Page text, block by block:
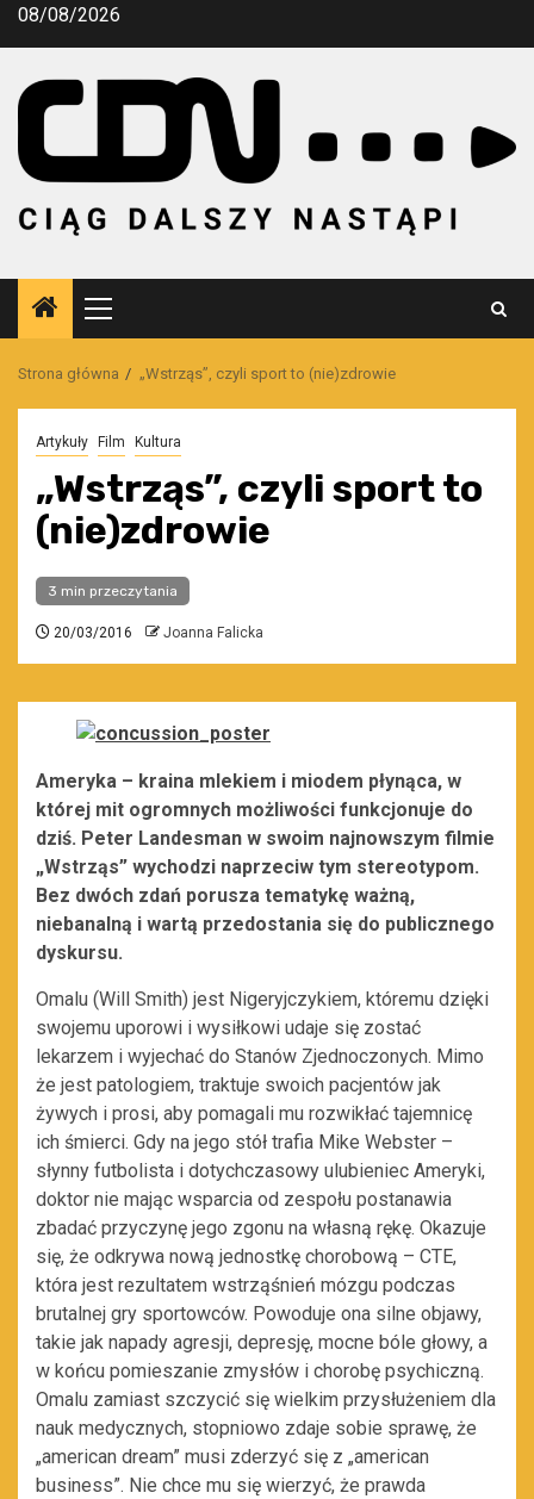
Przejdź
08/08/2026
Menu
główne
Strona główna „Wstrząs”, czyli sport to (nie)zdrowie
Artykuły Film Kultura
„Wstrząs”, czyli sport to
(nie)zdrowie
3 min przeczytania
20/03/2016 Joanna Falicka
Ameryka – kraina mlekiem i miodem płynąca, w
której mit ogromnych możliwości funkcjonuje do
dziś. Peter Landesman w swoim najnowszym filmie
„Wstrząs” wychodzi naprzeciw tym stereotypom.
Bez dwóch zdań porusza tematykę ważną,
niebanalną i wartą przedostania się do publicznego
dyskursu.
Omalu (Will Smith) jest Nigeryjczykiem, któremu dzięki
swojemu uporowi i wysiłkowi udaje się zostać
lekarzem i wyjechać do Stanów Zjednoczonych. Mimo
że jest patologiem, traktuje swoich pacjentów jak
żywych i prosi, aby pomagali mu rozwikłać tajemnicę
ich śmierci. Gdy na jego stół trafia Mike Webster –
słynny futbolista i dotychczasowy ulubieniec Ameryki,
doktor nie mając wsparcia od zespołu postanawia
zbadać przyczynę jego zgonu na własną rękę. Okazuje
się, że odkrywa nową jednostkę chorobową – CTE,
która jest rezultatem wstrząśnień mózgu podczas
brutalnej gry sportowców. Powoduje ona silne objawy,
takie jak napady agresji, depresję, mocne bóle głowy, a
w końcu pomieszanie zmysłów i chorobę psychiczną.
Omalu zamiast szczycić się wielkim przysłużeniem dla
nauk medycznych, stopniowo zdaje sobie sprawę, że
„american dream” musi zderzyć się z „american
business”. Nie chce mu się wierzyć, że prawda